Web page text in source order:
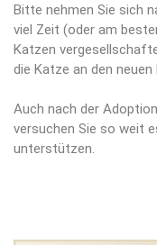
Bitte nehmen Sie sich
viel Zeit (oder am
Katzen
die Katze an den
Auch nach der
versuchen Sie so weit
unterstützen.